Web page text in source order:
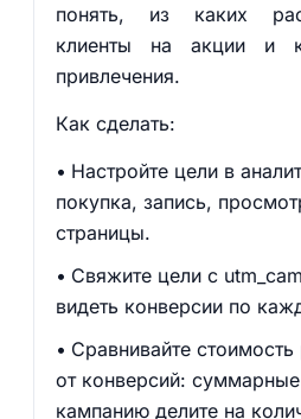
понять, из каких
клиенты на акции и
привлечения.
Как сделать:
Настройте цели в
покупка, запись,
страницы.
Свяжите цели с
видеть конверсии по
Сравнивайте
от конверсий:
кампанию делите на